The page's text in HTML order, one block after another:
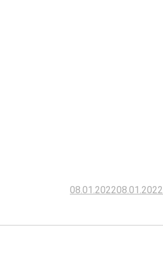
Опубликовано
08.01.202208.01.2022